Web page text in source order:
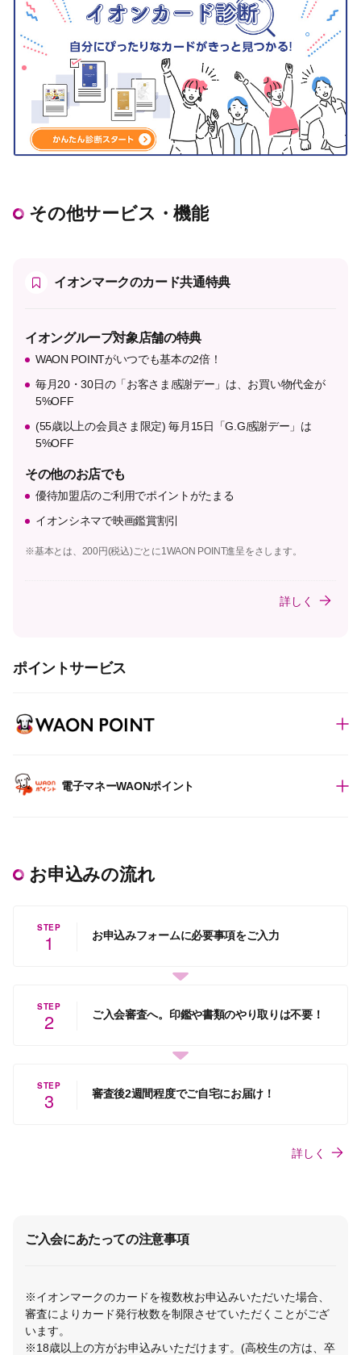
その他サービス・機能
イオンマークのカード共通特典
イオングループ対象店舗の特典
WAON POINTがいつでも基本の2倍！
毎月20・30日の「お客さま感謝デー」は、お買い物代金が
5%OFF
(55歳以上の会員さま限定) 毎月15日「G.G感謝デー」は
5%OFF
その他のお店でも
優待加盟店のご利用でポイントがたまる
イオンシネマで映画鑑賞割引
※基本とは、200円(税込)ごとに1WAON POINT進呈をさします。
詳しく
ポイントサービス
電子マネーWAONポイント
お申込みの流れ
STEP
1 お申込みフォームに必要事項をご入力
STEP
2 ご入会審査へ。印鑑や書類のやり取りは不要！
STEP
3 審査後2週間程度でご自宅にお届け！
詳しく
ご入会にあたっての注意事項
※イオンマークのカードを複数枚お申込みいただいた場合、
審査によりカード発行枚数を制限させていただくことがござ
います。
※18歳以上の方がお申込みいただけます。(高校生の方は、卒